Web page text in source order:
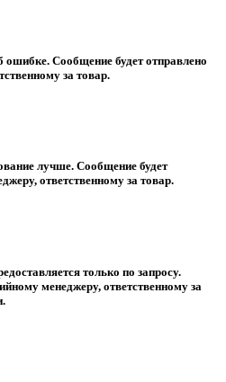
ошибке. Сообщение будет отправлено
за товар.
лучше. Сообщение будет
ответственному за товар.
только по запросу.
менеджеру, ответственному за